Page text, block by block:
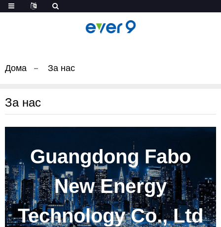
Дома За нас
За нас
Guangdong Fabo
New Energy
Technology Co., Ltd